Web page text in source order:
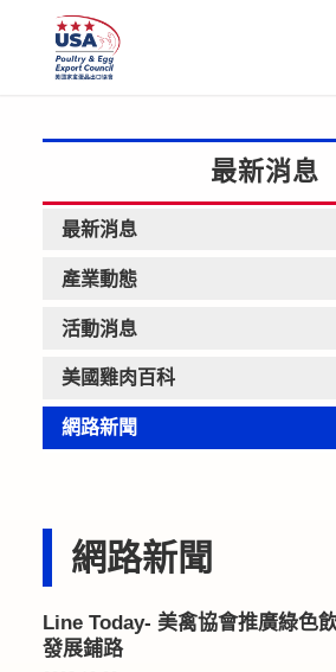
最新消息
最新消息
產業動態
活動消息
美國雞肉百科
網路新聞
網路新聞
Line Today- 美禽協會推廣綠色
發展鋪路